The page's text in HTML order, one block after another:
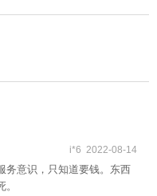
i*6 2022-08-14
务意识，只知道要钱。东西